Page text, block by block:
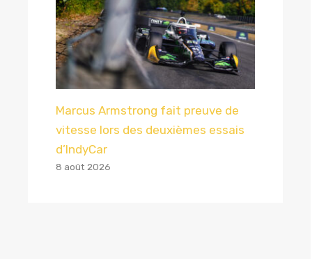
Marcus Armstrong fait preuve de
vitesse lors des deuxièmes essais
d’IndyCar
8 août 2026